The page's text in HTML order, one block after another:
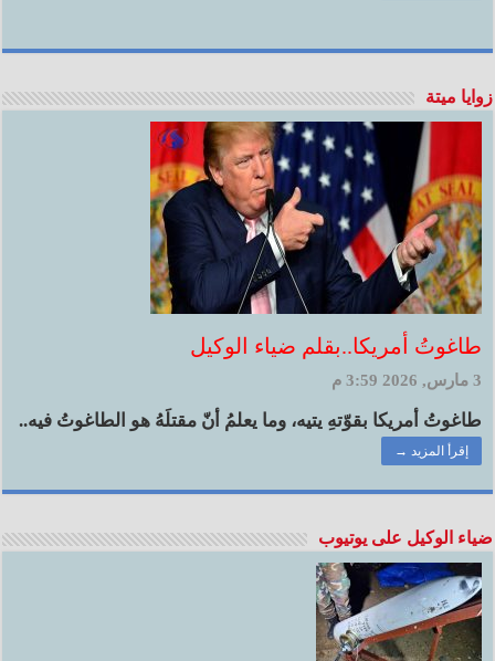
زوايا ميتة
طاغوتُ أمريكا..بقلم ضياء الوكيل
3 مارس, 2026 3:59 م
طاغوتُ أمريكا بقوّتهِ يتيه، وما يعلمُ أنّ مقتلَهُ هو الطاغوتُ فيه..
إقرأ المزيد →
ضياء الوكيل على يوتيوب